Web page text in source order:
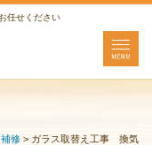
任せください
修 > ガラス取替え工事 換気